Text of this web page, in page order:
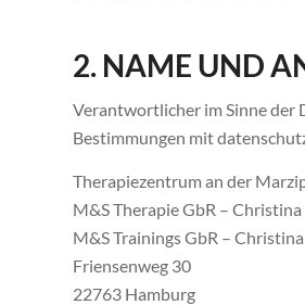
2. NAME UND
Verantwortlicher im Sinne der
Bestimmungen mit
Therapiezentrum an der
M&S Therapie GbR –
M&S Trainings GbR –
Friensenweg 30
22763 Hamburg